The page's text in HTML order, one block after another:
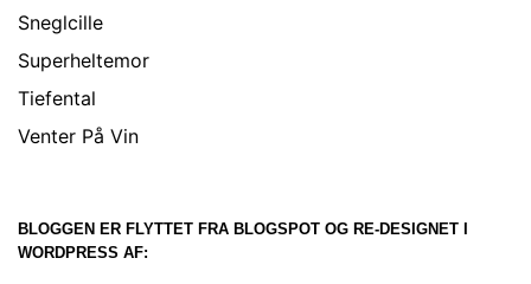
Sneglcille
Superheltemor
Tiefental
Venter På Vin
BLOGGEN ER FLYTTET FRA BLOGSPOT OG RE-DESIGNET I
WORDPRESS AF: